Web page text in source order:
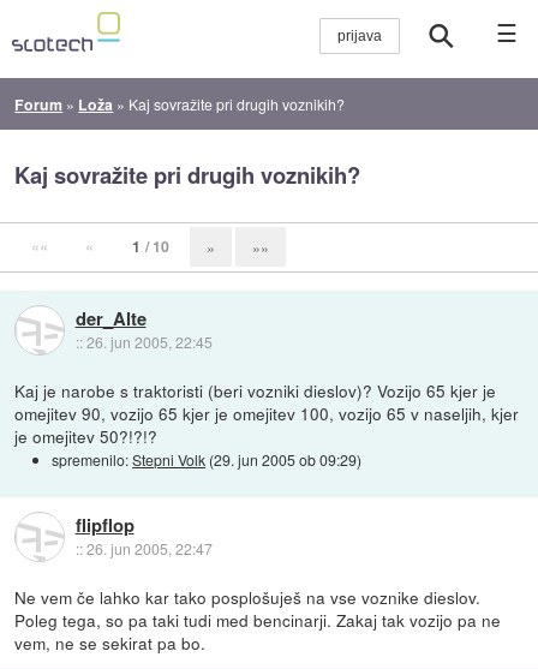
☰
Forum » Loža » Kaj sovražite pri drugih voznikih?
Kaj sovražite pri drugih voznikih?
«« « 1 / 10 » »»
der_Alte
::26. jun 2005, 22:45
Kaj je narobe s traktoristi (beri vozniki dieslov)? Vozijo 65 kjer je
omejitev 90, vozijo 65 kjer je omejitev 100, vozijo 65 v naseljih, kjer
je omejitev 50?!?!?
spremenilo:Stepni Volk (29. jun 2005 ob 09:29)
flipflop
::26. jun 2005, 22:47
Ne vem če lahko kar tako posplošuješ na vse voznike dieslov.
Poleg tega, so pa taki tudi med bencinarji. Zakaj tak vozijo pa ne
vem, ne se sekirat pa bo.